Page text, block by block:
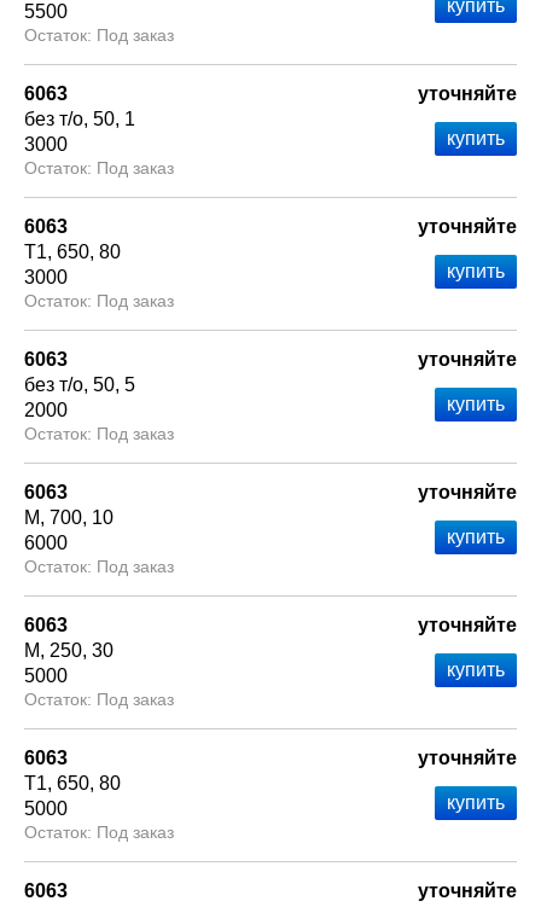
5500
Под заказ
6063
без т/о 50 1
3000
Под заказ
уточняйте
6063
Т1 650 80
3000
Под заказ
уточняйте
6063
без т/о 50 5
2000
Под заказ
уточняйте
6063
М 700 10
6000
Под заказ
уточняйте
6063
М
250 30
5000
Под заказ
уточняйте
6063
Т1 650 80
5000
Под заказ
уточняйте
6063
уточняйте